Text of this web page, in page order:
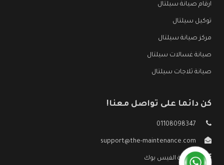
ارقام صيانة سيلتال
توكيل سيلتال
مركز صيانة سيلتال
صيانة غسالات سيلتال
صيانة ثلاجات سيلتال
كن دائما على تواصل معنا!
01108098347
support@the-maintenance.com
صفحة الفيس بوك